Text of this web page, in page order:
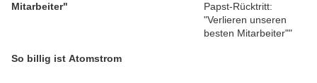
Mitarbeiter"
So billig ist Atomstrom